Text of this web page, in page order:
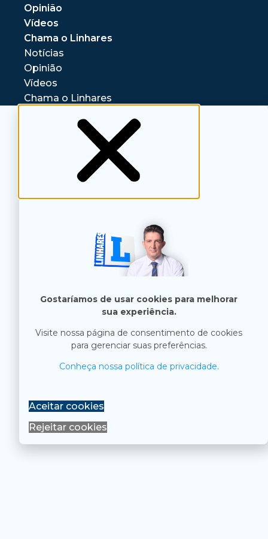
Opinião
Vídeos
Chama o Linhares
Notícias
Opinião
Vídeos
Chama o Linhares
Gostaríamos de usar cookies para melhorar
sua experiência.
Visite nossa página de consentimento de cookies
para gerenciar suas preferências.
Conheça nossa política de privacidade.
Aceitar cookies
Rejeitar cookies